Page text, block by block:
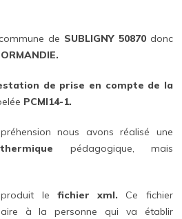
de SUBLIGNY 50870donc
de prise en compte de la
PCMI14-1.
nous avons réalisé une
pédagogique, mais
le fichier xml. Ce fichier
à la personne qui va établir